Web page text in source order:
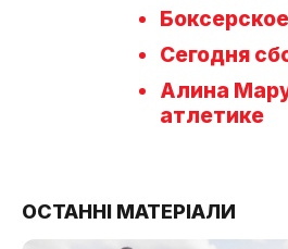
Сегодня
Алина
атлетике
ОСТАННІ МАТЕРІАЛИ